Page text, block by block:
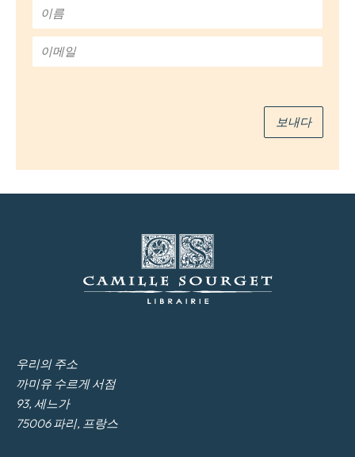
름
*
메
보내다
우리의 주소
까미유 수르게 서점
93, 세느가
75006 파리, 프랑스